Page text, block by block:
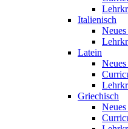
Italienisch
Latein
Griechisch